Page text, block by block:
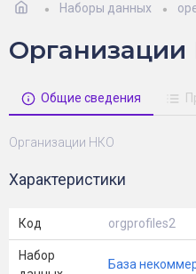
Наборы данных
Общие сведения
Организации НКО
Характеристики
Код orgprofiles2
Набор
База